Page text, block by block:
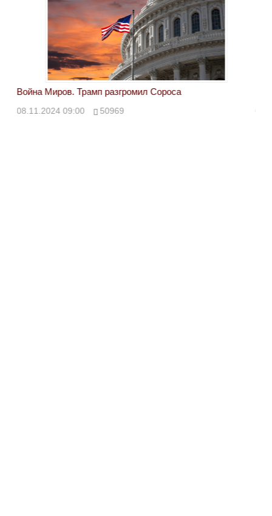
Война Миров. Трамп разгромил Сороса
08.11.2024 09:00 50969